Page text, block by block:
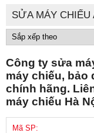
SỬA MÁY CHIẾU
Công ty sửa
máy chiếu, bảo
chính hãng.
máy chiếu Hà
Mã SP: